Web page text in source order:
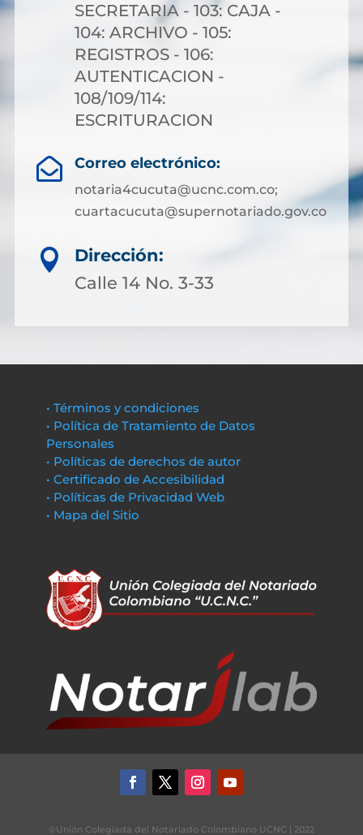
SECRETARIA - 103: CAJA -
104: ARCHIVO - 105:
REGISTROS - 106:
AUTENTICACION -
108/109/114:
ESCRITURACION
 Correo electrónico:
notaria4cucuta@ucnc.com.co;
cuartacucuta@supernotariado.gov.co

Dirección:
Calle 14 No. 3-33
• Términos y condiciones
• Política de Tratamiento de Datos
Personales
• Políticas de derechos de autor
• Certificado de Accesibilidad
• Políticas de Privacidad Web
• Mapa del Sitio
©Unión Colegiada del Notariado Colombiano UCNC | 2022